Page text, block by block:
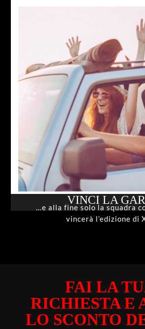
VINCI LA
…e alla fine solo la squadra
vincerà l’edizione di
FAI LA
RICHIESTA E
LO SCONTO